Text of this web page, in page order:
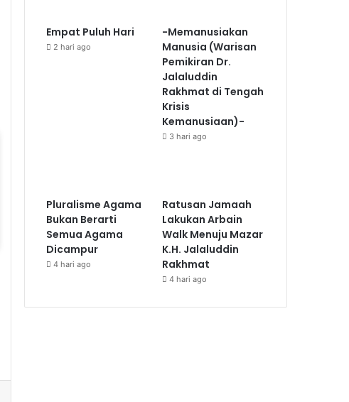
Empat Puluh Hari
2 hari ago
-Memanusiakan
Manusia (Warisan
Pemikiran Dr.
Jalaluddin
Rakhmat di Tengah
Krisis
Kemanusiaan)-
3 hari ago
Pluralisme Agama
Bukan Berarti
Semua Agama
Dicampur
4 hari ago
Ratusan Jamaah
Lakukan Arbain
Walk Menuju Mazar
K.H. Jalaluddin
Rakhmat
4 hari ago